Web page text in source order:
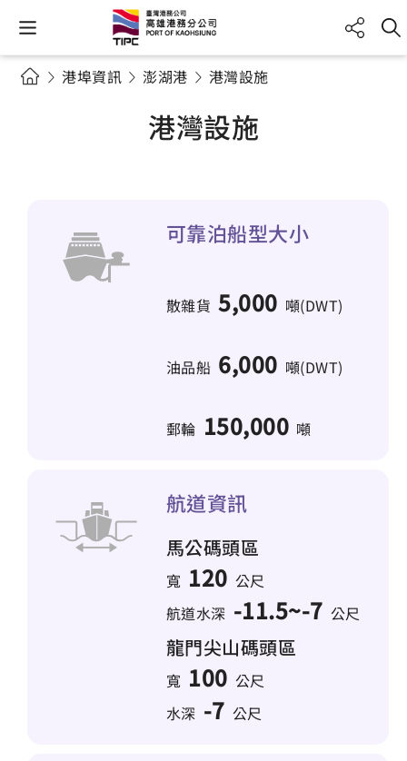
港埠資訊 澎湖港 港灣設施
港灣設施
可靠泊船型大小
散雜貨 5,000 噸(DWT)
油品船 6,000 噸(DWT)
郵輪 150,000 噸
航道資訊
馬公碼頭區
寬 120 公尺
航道水深 -11.5~-7 公尺
龍門尖山碼頭區
寬 100 公尺
水深 -7 公尺